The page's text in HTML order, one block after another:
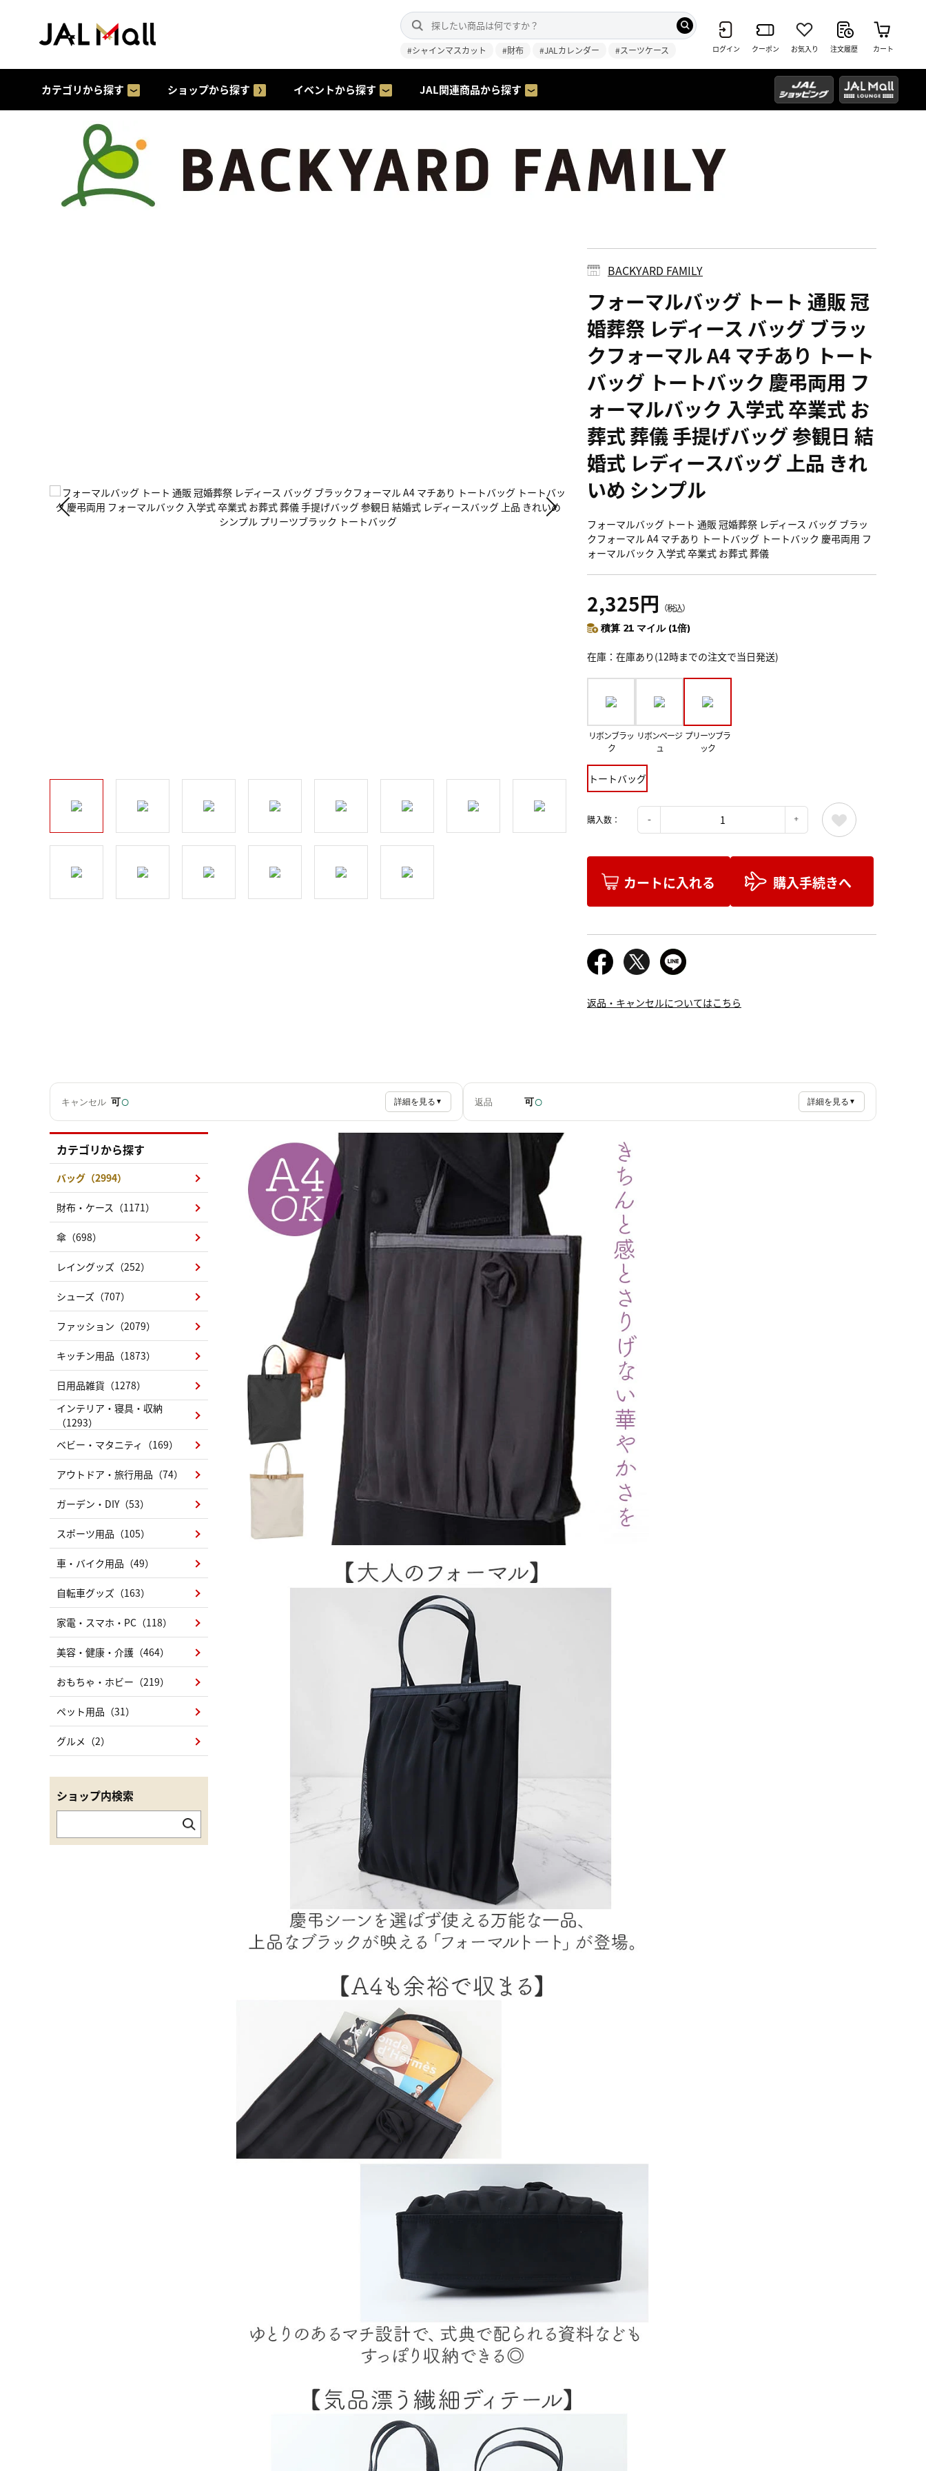
#シャインマスカット #財布 #JALカレンダー #スーツケース ログイン クーポン お気入り 注文履歴 カート
カテゴリから探す ショップから探す イベントから探す JAL関連商品から探す
BACKYARD FAMILY
フォーマルバッグ トート 通販 冠
婚葬祭 レディース バッグ ブラッ
クフォーマル A4 マチあり トート
バッグ トートバック 慶弔両用 フ
ォーマルバック 入学式 卒業式 お
葬式 葬儀 手提げバッグ 参観日 結
婚式 レディースバッグ 上品 きれ
いめ シンプル
フォーマルバッグ トート 通販 冠婚葬祭 レディース バッグ ブラッ
クフォーマル A4 マチあり トートバッグ トートバック 慶弔両用 フ
ォーマルバック 入学式 卒業式 お葬式 葬儀
2,325円 （税込）
積算 21 マイル (1倍)
在庫 在庫あり(12時までの注文で当日発送)
リボンブラッ
ク
リボンベージ
ュ
プリーツブラ
ック
トートバッグ
購入数：
カートに入れる 購入手続きへ
返品・キャンセルについてはこちら
キャンセル 可○ 詳細を見る ▼ 返品 可○ 詳細を見る ▼
カテゴリから探す
バッグ（2994）
財布・ケース（1171）
傘（698）
レイングッズ（252）
シューズ（707）
ファッション（2079）
キッチン用品（1873）
日用品雑貨（1278）
インテリア・寝具・収納
（1293）
ベビー・マタニティ（169）
アウトドア・旅行用品（74）
ガーデン・DIY（53）
スポーツ用品（105）
車・バイク用品（49）
自転車グッズ（163）
家電・スマホ・PC（118）
美容・健康・介護（464）
おもちゃ・ホビー（219）
ペット用品（31）
グルメ（2）
ショップ内検索